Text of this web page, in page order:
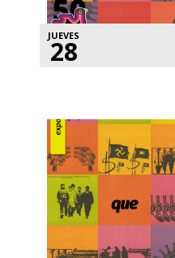
JUEVES
28